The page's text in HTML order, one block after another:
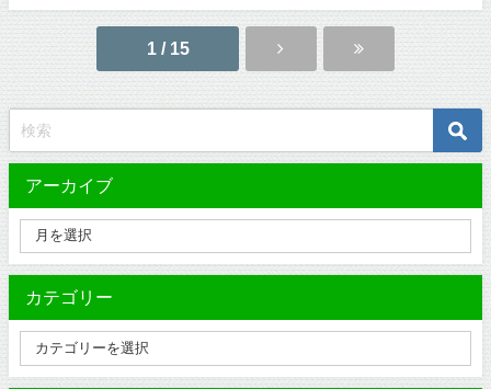
1 / 15
アーカイブ
カテゴリー